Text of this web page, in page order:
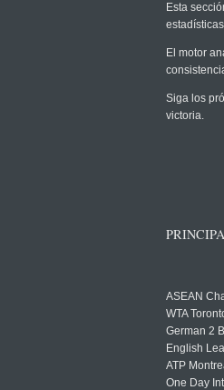
Esta
El motor
Siga los
victoria.
ASEAN
WTA
German 2
English
ATP
One Day